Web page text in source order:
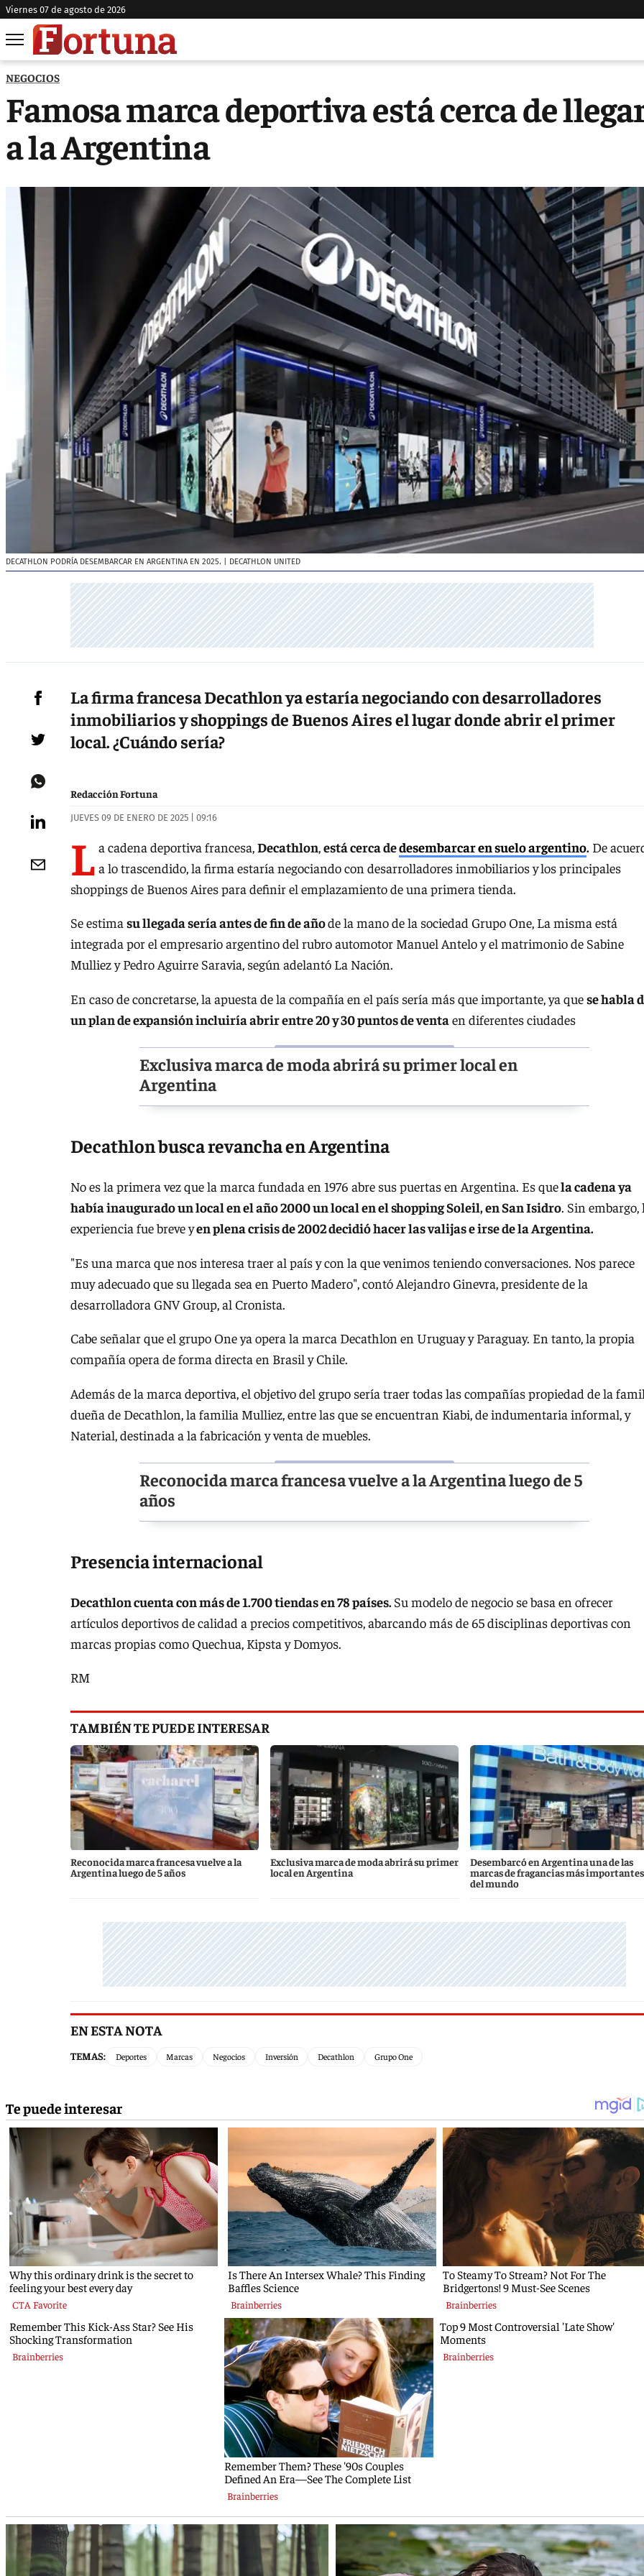
viernes 07 de agosto de 2026
NEGOCIOS
Famosa marca deportiva está cerca de
a la Argentina
DECATHLON PODRÍA DESEMBARCAR EN ARGENTINA EN 2025. | DECATHLON UNITED
La firma francesa Decathlon ya estaría negociando con desarrolladores
inmobiliarios y shoppings de Buenos Aires el lugar donde abrir el primer
local. ¿Cuándo sería?
Redacción Fortuna
JUEVES 09 DE ENERO DE 2025 | 09:16
L a cadena deportiva francesa,Decathlon,está cerca dedesembarcar en suelo argentino. De
a lo trascendido, la firma estaría negociando con desarrolladores inmobiliarios ylos principales
shoppings de Buenos Aires para definir el emplazamiento de una primera tienda.
Se estima su llegada sería antes de fin de añode la mano de la sociedad Grupo One, La misma está
integrada por el empresario argentino del rubro automotor Manuel Antelo y el matrimonio de Sabine
Mulliez y Pedro Aguirre Saravia, según adelantó La Nación.
En caso de concretarse, la apuesta de la compañía en el país sería más que importante, ya quese habla
un plan de expansión incluiría abrir entre 20 y 30 puntos de ventaen diferentes ciudades
Exclusiva marca de moda abrirá su primer local en
Argentina
Decathlon busca revancha en Argentina
No es la primera vez que la marca fundada en 1976 abre sus puertas en Argentina. Es quela cadena ya
había inaugurado un local en el año 2000 un local en el shopping Soleil, en San Isidro. Sin embargo,
experiencia fue breve yen plena crisis de 2002 decidió hacer las valijas e irse de la Argentina.
"Es una marca que nos interesa traer al país y con la que venimos teniendo conversaciones. Nos parece
muy adecuado que su llegada sea en Puerto Madero", contó Alejandro Ginevra, presidente de la
desarrolladora GNV Group, al Cronista.
Cabe señalar que el grupo One ya opera la marca Decathlon en Uruguay y Paraguay. En tanto, la propia
compañía opera de forma directa en Brasil y Chile.
Además de la marca deportiva, el objetivo del grupo sería traer todas las compañías propiedad de la
dueña de Decathlon, la familia Mulliez, entre las que se encuentran Kiabi, de indumentaria informal, y
Naterial, destinada a la fabricación y venta de muebles.
Reconocida marca francesa vuelve a la Argentina luego de 5
años
Presencia internacional
Decathlon cuenta con más de 1.700 tiendas en 78 países.Su modelo de negocio se basa en ofrecer
artículos deportivos de calidad a precios competitivos, abarcando más de 65 disciplinas deportivas con
marcas propias como Quechua, Kipsta y Domyos.
RM
TAMBIÉN TE PUEDE INTERESAR
Reconocida marca francesa vuelve a la
Argentina luego de 5 años
Exclusiva marca de moda abrirá su primer
local en Argentina
Desembarcó en Argentina una de las
marcas de fragancias más importantes
del mundo
EN ESTA NOTA
TEMAS: Deportes Marcas Negocios Inversión Decathlon Grupo One